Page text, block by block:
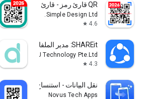
QR قارئ رمز - قارئ الباركود
Simple Design Ltd.
4.6
star
SHAREit: مدير الملفات ومشاركة
Smart Media4U Technology Pte.Ltd.
4.3
star
نقل البيانات - استنساخ الهاتف
Novus Tech Apps